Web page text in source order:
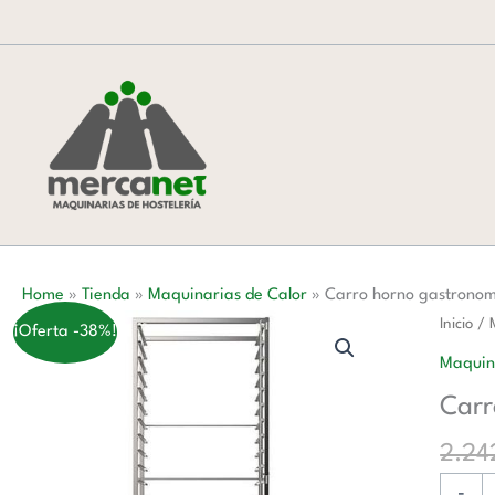
al
Home » Tienda » Maquinarias de Calor » Carro horno
¡Oferta -38%! Inicio /
Carro
20